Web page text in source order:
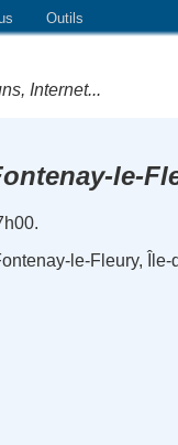
Outils
Internet...
le-
le-Fleury, Île-